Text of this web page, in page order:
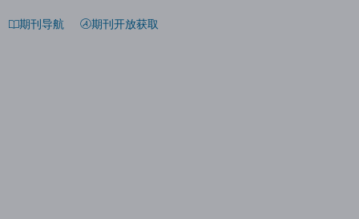
期刊导航 期刊开放获取